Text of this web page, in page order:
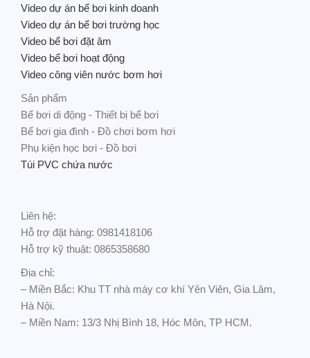
Video dự án bể bơi kinh doanh
Video dự án bể bơi trường học
Video bể bơi đặt âm
Video bể bơi hoạt động
Video công viên nước bơm hơi
Sản phẩm
Bể bơi di động - Thiết bị bể bơi
Bể bơi gia đình - Đồ chơi bơm hơi
Phụ kiện học bơi - Đồ bơi
Túi PVC chứa nước
Liên hệ:
Hỗ trợ đặt hàng: 0981418106
Hỗ trợ kỹ thuật: 0865358680
Địa chỉ:
– Miền Bắc: Khu TT nhà máy cơ khí Yên Viên, Gia Lâm,
Hà Nội.
– Miền Nam: 13/3 Nhị Bình 18, Hóc Môn, TP HCM.